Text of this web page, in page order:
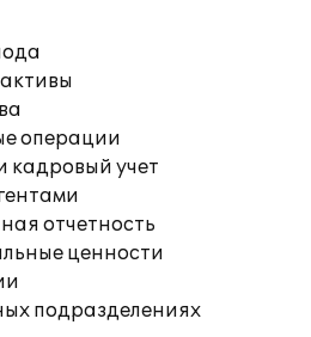
операции
кадровый учет
отчетность
ценности
подразделениях